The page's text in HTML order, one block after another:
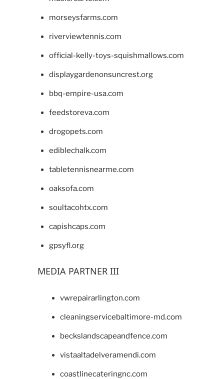
morseysfarms.com
riverviewtennis.com
official-kelly-toys-squishmallows.com
displaygardenonsuncrest.org
bbq-empire-usa.com
feedstoreva.com
drogopets.com
ediblechalk.com
tabletennisnearme.com
oaksofa.com
soultacohtx.com
capishcaps.com
gpsyfl.org
MEDIA PARTNER III
vwrepairarlington.com
cleaningservicebaltimore-md.com
beckslandscapeandfence.com
vistaaltadelveramendi.com
coastlinecateringnc.com